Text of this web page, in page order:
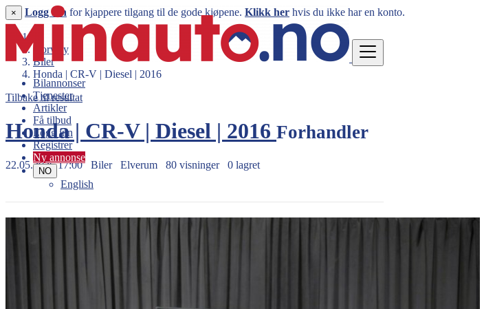
Bilannonser
Tjenester
Artikler
Få tilbud
Logg inn
Registrer
Ny annonse
NO
English
× Logg inn for kjappere tilgang til de gode kjøpene. Klikk her hvis du ikke har en konto.
Norway
Biler
Honda | CR-V | Diesel | 2016
Tilbake til resultat
Honda | CR-V | Diesel | 2016 Forhandler
22.05.2026 17:00 Biler Elverum 80 visninger 0 lagret
229.990 kr